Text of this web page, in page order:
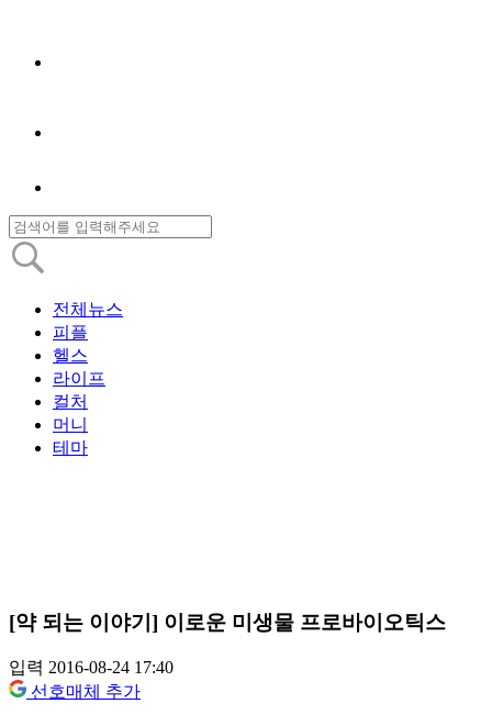
전체뉴스
피플
헬스
라이프
컬처
머니
테마
[약 되는 이야기] 이로운 미생물 프로바이오틱스
입력 2016-08-24 17:40
선호매체 추가